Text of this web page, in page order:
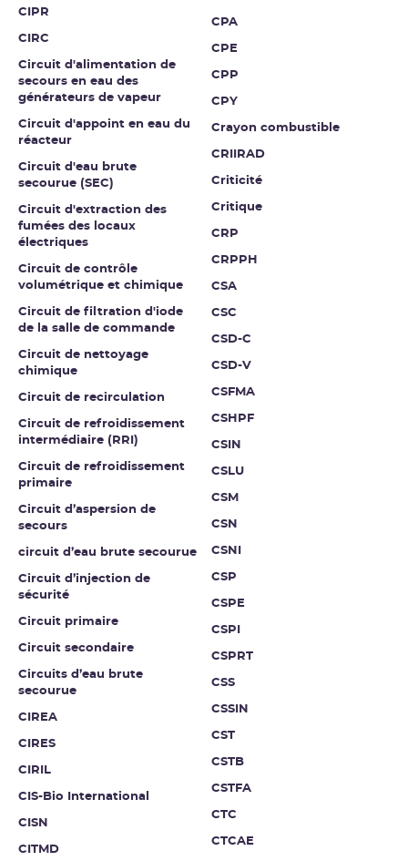
CIPR
CIRC
Circuit d'alimentation de
secours en eau des
générateurs de vapeur
Circuit d'appoint en eau du
réacteur
Circuit d'eau brute
secourue (SEC)
Circuit d'extraction des
fumées des locaux
électriques
Circuit de contrôle
volumétrique et chimique
Circuit de filtration d'iode
de la salle de commande
Circuit de nettoyage
chimique
Circuit de recirculation
Circuit de refroidissement
intermédiaire (RRI)
Circuit de refroidissement
primaire
Circuit d’aspersion de
secours
circuit d’eau brute secourue
Circuit d’injection de
sécurité
Circuit primaire
Circuit secondaire
Circuits d’eau brute
secourue
CIREA
CIRES
CIRIL
CIS-Bio International
CISN
CITMD
CPA
CPE
CPP
CPY
Crayon combustible
CRIIRAD
Criticité
Critique
CRP
CRPPH
CSA
CSC
CSD-C
CSD-V
CSFMA
CSHPF
CSIN
CSLU
CSM
CSN
CSNI
CSP
CSPE
CSPI
CSPRT
CSS
CSSIN
CST
CSTB
CSTFA
CTC
CTCAE